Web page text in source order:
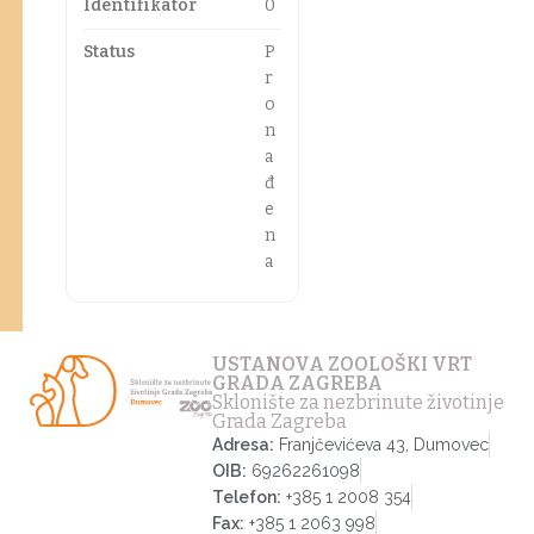
Identifikator 0
Status
P
r
o
n
a
đ
e
n
a
USTANOVA ZOOLOŠKI VRT
GRADA ZAGREBA
Sklonište za nezbrinute životinje
Grada Zagreba
Adresa: Franjčevićeva 43, Dumovec
OIB: 69262261098
Telefon: +385 1 2008 354
Fax: +385 1 2063 998